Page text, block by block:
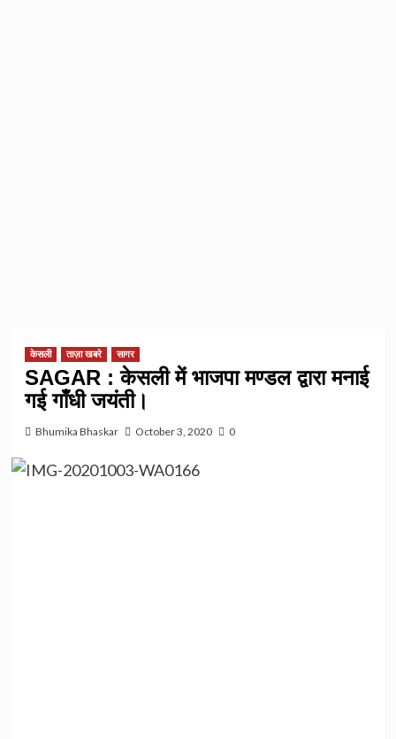
केसली ताज़ा खबरे सागर
SAGAR : केसली में भाजपा मण्डल द्वारा मनाई
गई गाँधी जयंती।
Bhumika Bhaskar October 3, 2020 0